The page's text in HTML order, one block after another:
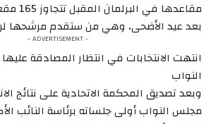
بعد عيد الأضحى، وهي من ستقدم مرشحها
- ADVERTISEMENT -
انتهت الانتخابات في انتظار المصادقة
النواب
وبعد تصديق المحكمة الاتحادية على نتائج
مجلس النواب أولى جلساته برئاسة النائب